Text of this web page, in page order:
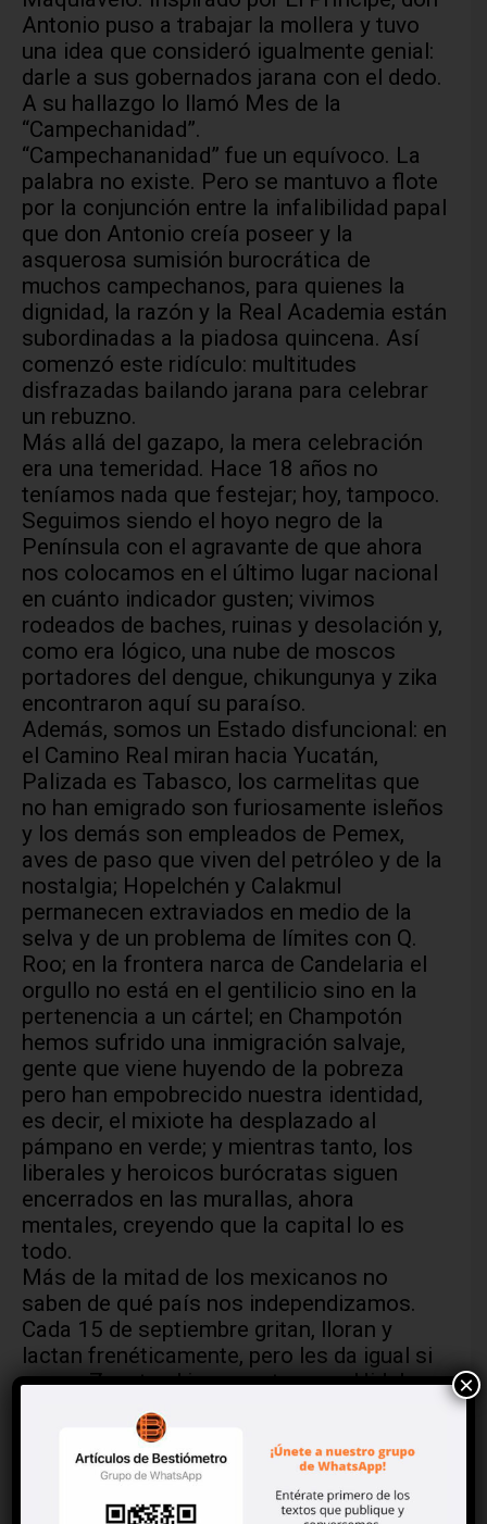
Antonio puso a trabajar la mollera y tuvo
una idea que consideró igualmente genial:
darle a sus gobernados jarana con el dedo.
A su hallazgo lo llamó Mes de la
“Campechanidad”.
“Campechananidad” fue un equívoco. La
palabra no existe. Pero se mantuvo a flote
por la conjunción entre la infalibilidad papal
que don Antonio creía poseer y la
asquerosa sumisión burocrática de
muchos campechanos, para quienes la
dignidad, la razón y la Real Academia están
subordinadas a la piadosa quincena. Así
comenzó este ridículo: multitudes
disfrazadas bailando jarana para celebrar
un rebuzno.
Más allá del gazapo, la mera celebración
era una temeridad. Hace 18 años no
teníamos nada que festejar; hoy, tampoco.
Seguimos siendo el hoyo negro de la
Península con el agravante de que ahora
nos colocamos en el último lugar nacional
en cuánto indicador gusten; vivimos
rodeados de baches, ruinas y desolación y,
como era lógico, una nube de moscos
portadores del dengue, chikungunya y zika
encontraron aquí su paraíso.
Además, somos un Estado disfuncional: en
el Camino Real miran hacia Yucatán,
Palizada es Tabasco, los carmelitas que
no han emigrado son furiosamente isleños
y los demás son empleados de Pemex,
aves de paso que viven del petróleo y de la
nostalgia; Hopelchén y Calakmul
permanecen extraviados en medio de la
selva y de un problema de límites con Q.
Roo; en la frontera narca de Candelaria el
orgullo no está en el gentilicio sino en la
pertenencia a un cártel; en Champotón
hemos sufrido una inmigración salvaje,
gente que viene huyendo de la pobreza
pero han empobrecido nuestra identidad,
es decir, el mixiote ha desplazado al
pámpano en verde; y mientras tanto, los
liberales y heroicos burócratas siguen
encerrados en las murallas, ahora
mentales, creyendo que la capital lo es
todo.
Más de la mitad de los mexicanos no
saben de qué país nos independizamos.
Cada 15 de septiembre gritan, lloran y
lactan frenéticamente, pero les da igual si
es por Zapata el insurgente o por Hidalgo
el Niño Héroe. Lo mismo debe suceder con
los campechanos y el cuatro de octubre,
con una encuesta de por medio
comprobaríamos que la mayoría cree que
se conmemora el natalicio de Justo Sierra
×